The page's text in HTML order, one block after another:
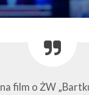
film o ŻW